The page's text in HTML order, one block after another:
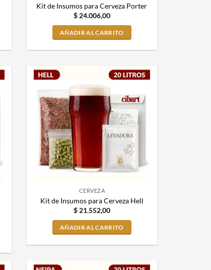
Kit de Insumos para Cerveza Porter
$24.006,00
AÑADIR AL CARRITO
CERVEZA
Kit de Insumos para Cerveza Hell
$21.552,00
AÑADIR AL CARRITO